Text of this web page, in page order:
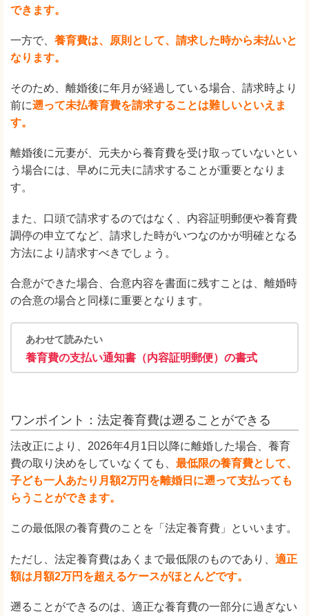
できます。
一方で、 養育費は、原則として、請求した時から未払いと
なります。
そのため、離婚後に年月が経過している場合、請求時より
前に遡って未払養育費を請求することは難しいといえま
す。
離婚後に元妻が、元夫から養育費を受け取っていないとい
う場合には、早めに元夫に請求することが重要となりま
す。
また、口頭で請求するのではなく、内容証明郵便や養育費
調停の申立てなど、請求した時がいつなのかが明確となる
方法により請求すべきでしょう。
合意ができた場合、合意内容を書面に残すことは、離婚時
の合意の場合と同様に重要となります。
あわせて読みたい
養育費の支払い通知書（内容証明郵便）の書式
ワンポイント：法定養育費は遡ることができる
法改正により、2026年4月1日以降に離婚した場合、養育
費の取り決めをしていなくても、 最低限の養育費として、
子ども一人あたり月額2万円を離婚日に遡って支払っても
らうことができます。
この最低限の養育費のことを「法定養育費」といいます。
ただし、法定養育費はあくまで最低限のものであり、 適正
額は月額2万円を超えるケースがほとんどです。
遡ることができるのは、適正な養育費の一部分に過ぎない